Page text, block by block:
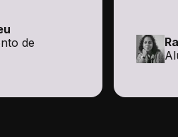
de